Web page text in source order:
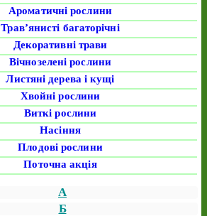
Ароматичні рослини
Трав’янисті багаторічні
Декоративні трави
Вічнозелені рослини
Листяні дерева і кущі
Хвойні рослини
Виткі рослини
Насіння
Плодові рослини
Поточна акція
А
Б